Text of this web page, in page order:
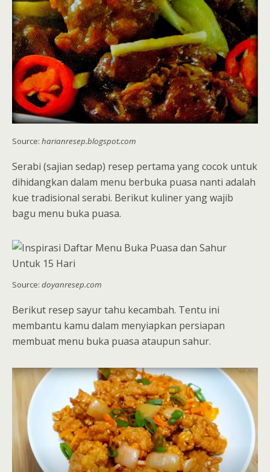
Source: harianresep.blogspot.com
Serabi (sajian sedap) resep pertama yang cocok untuk
dihidangkan dalam menu berbuka puasa nanti adalah
kue tradisional serabi. Berikut kuliner yang wajib
bagu menu buka puasa.
Source: doyanresep.com
Berikut resep sayur tahu kecambah. Tentu ini
membantu kamu dalam menyiapkan persiapan
membuat menu buka puasa ataupun sahur.